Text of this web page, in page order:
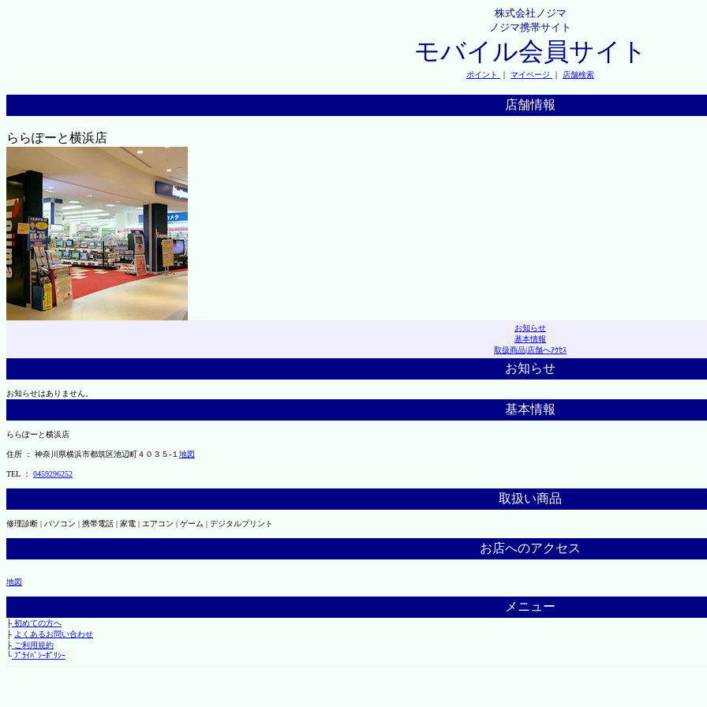
株式会社ノジマ
ノジマ携帯サイト
モバイル会員サイト
ポイント ｜ マイページ ｜ 店舗検索
店舗情報
ららぽーと横浜店
お知らせ
基本情報
取扱商品|店舗へｱｸｾｽ
お知らせ
お知らせはありません。
基本情報
ららぽーと横浜店
住所 ： 神奈川県横浜市都筑区池辺町４０３５-１ 地図
TEL ： 0459296252
取扱い商品
修理診断 | パソコン | 携帯電話 | 家電 | エアコン | ゲーム | デジタルプリント
お店へのアクセス
地図
メニュー
├初めての方へ
├ よくあるお問い合わせ
├ご利用規約
└ﾌﾟﾗｲﾊﾞｼｰﾎﾟﾘｼｰ